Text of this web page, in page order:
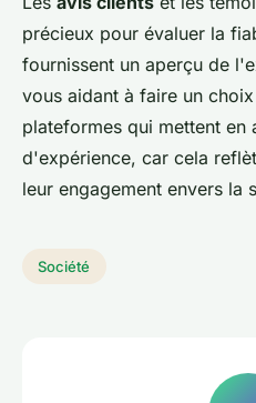
précieux pour évaluer la
fournissent un aperçu de
vous aidant à faire un
plateformes qui mettent en
d'expérience, car cela
leur engagement envers la
Société